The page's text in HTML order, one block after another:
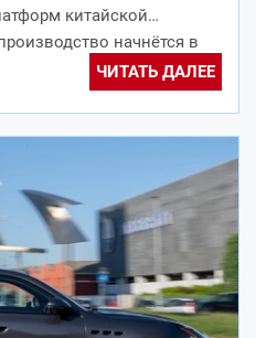
китайской
начнётся в
ЧИТАТЬ ДАЛЕЕ